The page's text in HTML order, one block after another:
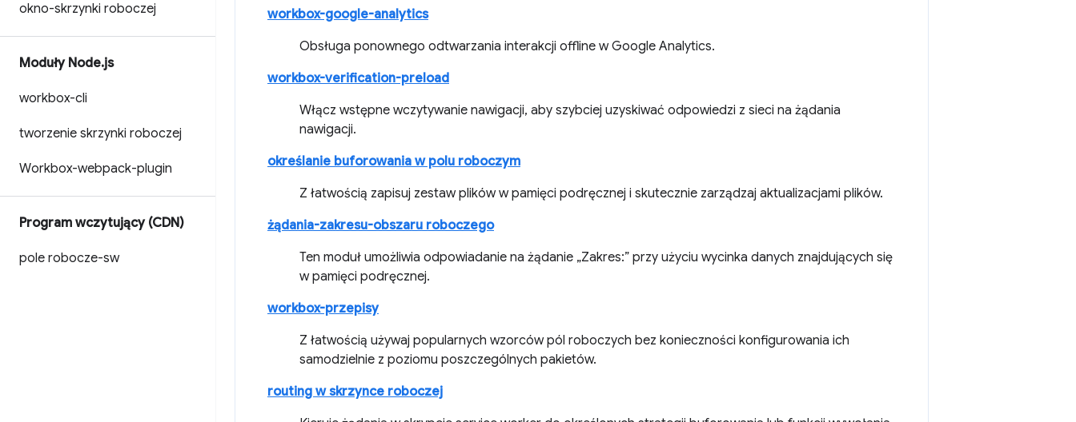
okno-skrzynki roboczej
Moduły Node.js
workbox-cli
tworzenie skrzynki roboczej
Workbox-webpack-plugin
Program wczytujący (CDN)
pole robocze-sw
workbox-google-analytics
Obsługa ponownego odtwarzania interakcji offline w Google Analytics.
workbox-verification-preload
Włącz wstępne wczytywanie nawigacji, aby szybciej uzyskiwać odpowiedzi z sieci na żądania
nawigacji.
określanie buforowania w polu roboczym
Z łatwością zapisuj zestaw plików w pamięci podręcznej i skutecznie zarządzaj aktualizacjami plików.
żądania-zakresu-obszaru roboczego
Ten moduł umożliwia odpowiadanie na żądanie „Zakres:” przy użyciu wycinka danych znajdujących się
w pamięci podręcznej.
workbox-przepisy
Z łatwością używaj popularnych wzorców pól roboczych bez konieczności konfigurowania ich
samodzielnie z poziomu poszczególnych pakietów.
routing w skrzynce roboczej